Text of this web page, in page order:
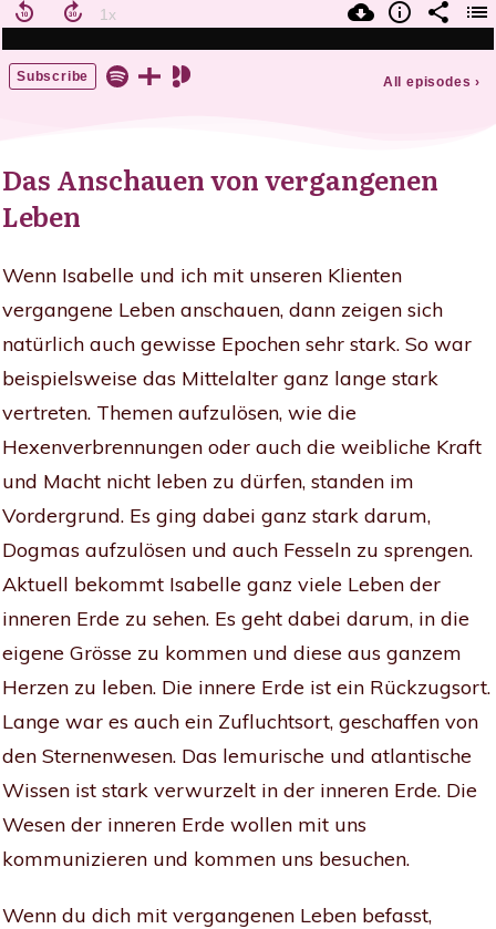
Das Anschauen von vergangenen
Leben
Wenn Isabelle und ich mit unseren Klienten
vergangene Leben anschauen, dann zeigen sich
natürlich auch gewisse Epochen sehr stark. So war
beispielsweise das Mittelalter ganz lange stark
vertreten. Themen aufzulösen, wie die
Hexenverbrennungen oder auch die weibliche Kraft
und Macht nicht leben zu dürfen, standen im
Vordergrund. Es ging dabei ganz stark darum,
Dogmas aufzulösen und auch Fesseln zu sprengen.
Aktuell bekommt Isabelle ganz viele Leben der
inneren Erde zu sehen. Es geht dabei darum, in die
eigene Grösse zu kommen und diese aus ganzem
Herzen zu leben. Die innere Erde ist ein Rückzugsort.
Lange war es auch ein Zufluchtsort, geschaffen von
den Sternenwesen. Das lemurische und atlantische
Wissen ist stark verwurzelt in der inneren Erde. Die
Wesen der inneren Erde wollen mit uns
kommunizieren und kommen uns besuchen.
Wenn du dich mit vergangenen Leben befasst,